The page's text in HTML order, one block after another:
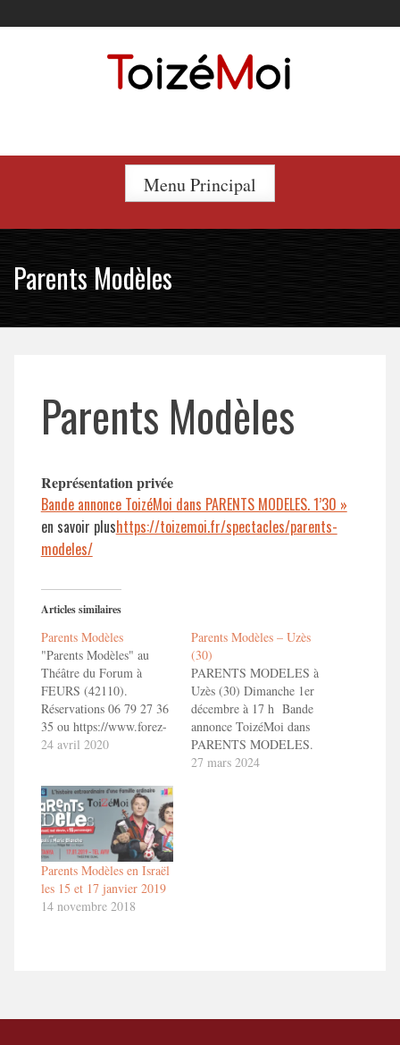
to
Menu Principal
Parents Modèles
Parents Modèles
Représentation privée
Bande annonce ToizéMoi dans PARENTS MODELES. 1’30 »
en savoir plushttps://toizemoi.fr/spectacles/parents-
modeles/
Articles similaires
Parents Modèles
"Parents Modèles" au
Théâtre du Forum à
FEURS (42110).
Réservations 06 79 27 36
35 ou https://www.forez-
est.com/billetterie/268183/parents-
PARENTS MODELES.
1'30" en savoir
plushttp://toizemoi.fr/spectacles/parents-
modeles/
24 avril 2020
Parents Modèles – Uzès
(30)
PARENTS MODELES à
Uzès (30) Dimanche 1er
décembre à 17 h Bande
annonce ToizéMoi dans
PARENTS MODELES.
1'30" en savoir
27 mars 2024
Parents Modèles en Israël
les 15 et 17 janvier 2019
14 novembre 2018